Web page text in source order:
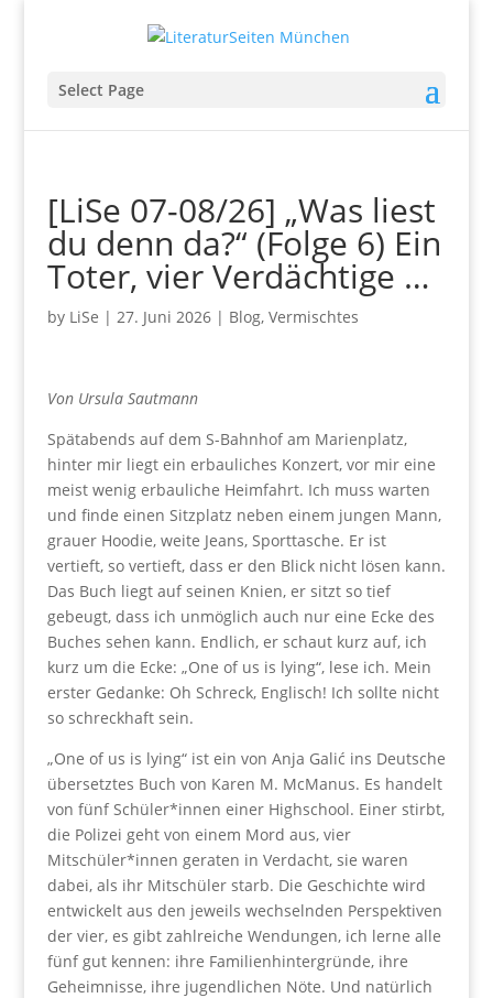
Select Page
[LiSe 07-08/26] „Was liest
du denn da?“ (Folge 6) Ein
Toter, vier Verdächtige …
by LiSe | 27. Juni 2026| Blog, Vermischtes
Von Ursula Sautmann
Spätabends auf dem S-Bahnhof am Marienplatz,
hinter mir liegt ein erbauliches Konzert, vor mir eine
meist wenig erbauliche Heimfahrt. Ich muss warten
und finde einen Sitzplatz neben einem jungen Mann,
grauer Hoodie, weite Jeans, Sporttasche. Er ist
vertieft, so vertieft, dass er den Blick nicht lösen kann.
Das Buch liegt auf seinen Knien, er sitzt so tief
gebeugt, dass ich unmöglich auch nur eine Ecke des
Buches sehen kann. Endlich, er schaut kurz auf, ich
kurz um die Ecke: „One of us is lying“, lese ich. Mein
erster Gedanke: Oh Schreck, Englisch! Ich sollte nicht
so schreckhaft sein.
„One of us is lying“ ist ein von Anja Galić ins Deutsche
übersetztes Buch von Karen M. McManus. Es handelt
von fünf Schüler*innen einer Highschool. Einer stirbt,
die Polizei geht von einem Mord aus, vier
Mitschüler*innen geraten in Verdacht, sie waren
dabei, als ihr Mitschüler starb. Die Geschichte wird
entwickelt aus den jeweils wechselnden Perspektiven
der vier, es gibt zahlreiche Wendungen, ich lerne alle
fünf gut kennen: ihre Familienhintergründe, ihre
Geheimnisse, ihre jugendlichen Nöte. Und natürlich